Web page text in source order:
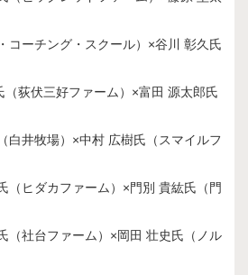
コーチング・スクール）×谷川 彰久氏
荻伏三好ファーム）×富田 源太郎氏
井牧場）×中村 広樹氏（スマイルフ
ヒダカファーム）×門別 貴紘氏（門
社台ファーム）×岡田 壮史氏（ノル